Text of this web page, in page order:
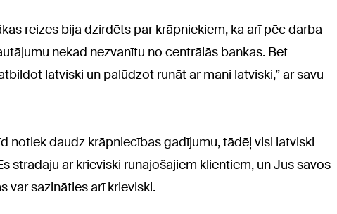
reizes bija dzirdēts par krāpniekiem, ka arī pēc darba
nekad nezvanītu no centrālās bankas. Bet
latviski un palūdzot runāt ar mani latviski,” ar savu
notiek daudz krāpniecības gadījumu, tādēļ visi latviski
strādāju ar krieviski runājošajiem klientiem, un Jūs savos
var sazināties arī krieviski.